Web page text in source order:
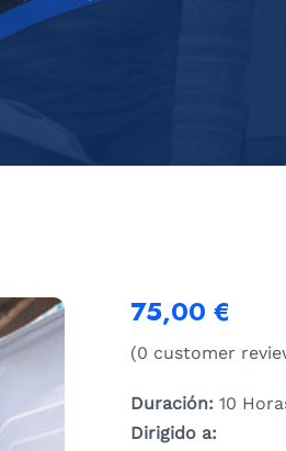
75,00 €
(0 customer
Duración: 10
Dirigido a: